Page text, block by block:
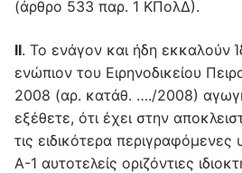
(άρθρο 533 παρ. 1 ΚΠολΔ).
ΙΙ. Το ενάγον και ήδη εκκαλούν
ενώπιον του Ειρηνοδικείου
2008 (αρ. κατάθ. …./2008)
εξέθετε, ότι έχει στην
τις ειδικότερα περιγραφόμενες
Α-1 αυτοτελείς οριζόντιες